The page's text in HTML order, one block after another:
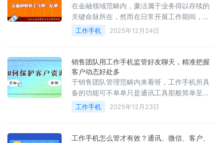
在金融领域范畴内，廉洁属于业务得以存续的
关键命脉所在，然而在日常开展工作期间，员
工运用个人通讯工具去处理业务事宜，常常会
演变成风险难以被察觉的区域。工作手机管理
工作手机 2025年12月24日
销售团队用工作手机监管好友聊天，精准把握
客户动态好处多
于销售团队管理范畴内来看呀，工作手机所具
备的功能可不单单只是通讯工具那般简单至极
呢，它更是一个把客户管理、员工行为规范以
及业务流程优化这三者融合为一体的综合性平
工作手机 2025年12月23日
工作手机怎么管才有效？通讯、微信、客户、